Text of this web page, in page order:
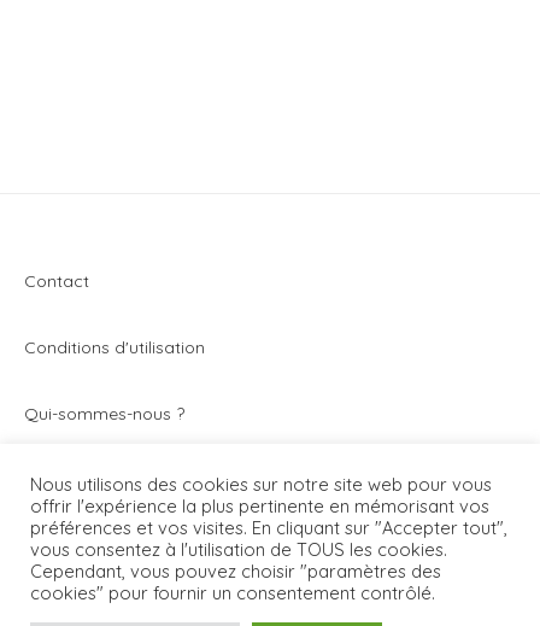
Contact
Conditions d'utilisation
Qui-sommes-nous ?
Vivez toute l’actualité du secteur de la montre et de
l’horlogerie avec Montrezine.com. Le blog - magazine
généraliste qui parle de toutes les montres.
Nous utilisons des cookies sur notre site web pour vous
offrir l'expérience la plus pertinente en mémorisant vos
préférences et vos visites. En cliquant sur "Accepter tout",
vous consentez à l'utilisation de TOUS les cookies.
Cependant, vous pouvez choisir "paramètres des
cookies" pour fournir un consentement contrôlé.